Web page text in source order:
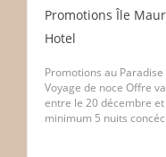
Promotions Île
Hotel
Promotions au
Voyage de noce Offre
entre le 20 décembre
minimum 5 nuits